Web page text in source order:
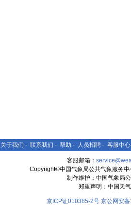
关于我们 - 联系我们 - 帮助 - 人员招聘 - 客服中心
客服邮箱：
Copyright©中国气象局公共气象服务
制作维护：中国气象局
郑重声明：中国天
京ICP证010385-2号 京公网安